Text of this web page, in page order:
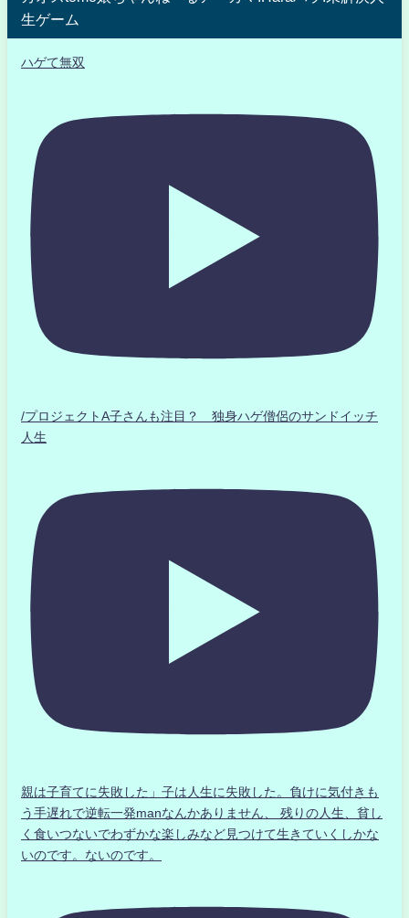
生ゲーム
ハゲて無双
/プロジェクトA子さんも注目？ 独身ハゲ僧侶のサンドイッチ
人生
親は子育てに失敗した」子は人生に失敗した。負けに気付きも
う手遅れで逆転一発manなんかありません、 残りの人生、貧し
く食いつないでわずかな楽しみなど見つけて生きていくしかな
いのです。ないのです。